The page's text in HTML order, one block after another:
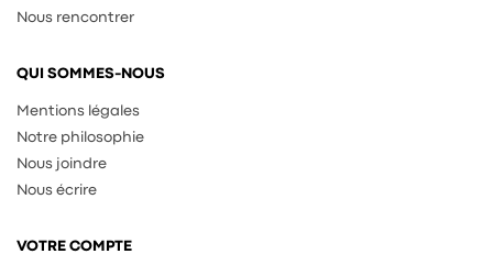
Nous rencontrer
QUI SOMMES-NOUS
Mentions légales
Notre philosophie
Nous joindre
Nous écrire
VOTRE COMPTE